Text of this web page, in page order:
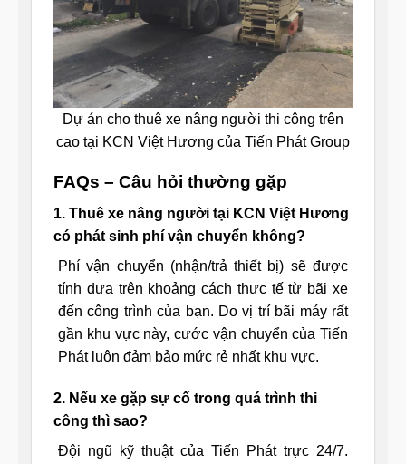
Dự án cho thuê xe nâng người thi công trên
cao tại KCN Việt Hương của Tiến Phát Group
FAQs – Câu hỏi thường gặp
1. Thuê xe nâng người tại KCN Việt Hương
có phát sinh phí vận chuyển không?
Phí vận chuyển (nhận/trả thiết bị) sẽ được
tính dựa trên khoảng cách thực tế từ bãi xe
đến công trình của bạn. Do vị trí bãi máy rất
gần khu vực này, cước vận chuyển của Tiến
Phát luôn đảm bảo mức rẻ nhất khu vực.
2. Nếu xe gặp sự cố trong quá trình thi
công thì sao?
Đội ngũ kỹ thuật của Tiến Phát trực 24/7.